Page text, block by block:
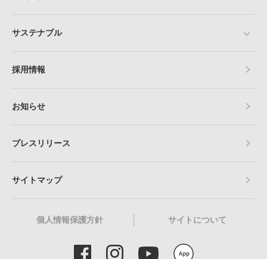
サステナブル
採用情報
お知らせ
プレスリリース
サイトマップ
個人情報保護方針 サイトについて